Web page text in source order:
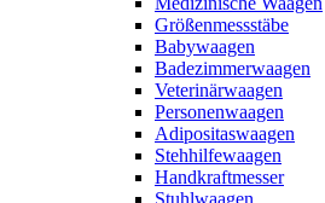
Größenmessstäbe
Babywaagen
Badezimmerwaagen
Veterinärwaagen
Personenwaagen
Adipositaswaagen
Stehhilfewaagen
Handkraftmesser
Stuhlwaagen